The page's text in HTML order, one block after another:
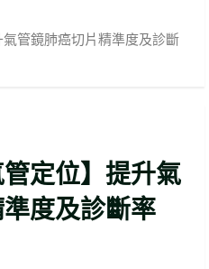
氣管鏡肺癌切片精準度及診斷
管定位】提升氣
度及診斷率